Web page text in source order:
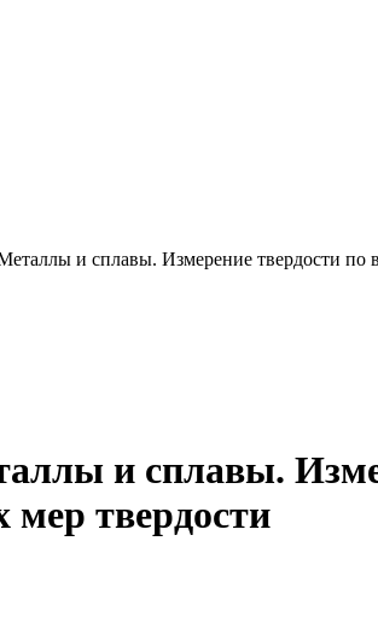
и сплавы. Измерение твердости по
и сплавы.
мер твердости